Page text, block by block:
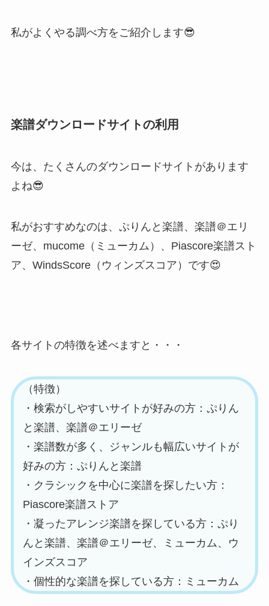
私がよくやる調べ方をご紹介します😎
楽譜ダウンロードサイトの利用
今は、たくさんのダウンロードサイトがあります
よね😎
私がおすすめなのは、ぷりんと楽譜、楽譜＠エリ
ーゼ、mucome（ミューカム）、Piascore楽譜スト
ア、WindsScore（ウィンズスコア）です😍
各サイトの特徴を述べますと・・・
（特徴）
・検索がしやすいサイトが好みの方：ぷりん
と楽譜、楽譜＠エリーゼ
・楽譜数が多く、ジャンルも幅広いサイトが
好みの方：ぷりんと楽譜
・クラシックを中心に楽譜を探したい方：
Piascore楽譜ストア
・凝ったアレンジ楽譜を探している方：ぷり
んと楽譜、楽譜＠エリーゼ、ミューカム、ウ
インズスコア
・個性的な楽譜を探している方：ミューカム